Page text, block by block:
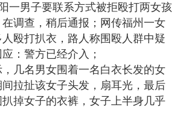
每次200金币 点击购买
术
卡卡溶脂
膜
私密系列
卡卡一针轻
一男子要联系方式被拒殴打两女孩
调查，稍后通报；网传福州一女
殴打扒衣，路人称围殴人群中疑
：警方已经介入；
几名男女围着一名白衣长发的女
拉扯该女子头发，扇耳光，最后
扒掉女子的衣裤，女子上半身几乎